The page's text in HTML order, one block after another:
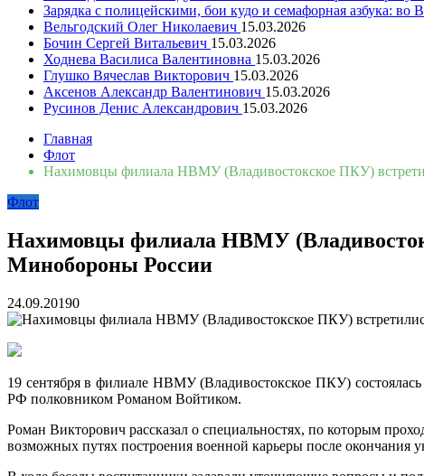
Зарядка с полицейскими, бои кудо и семафорная азбука: во
Вельгодский Олег Николаевич 15.03.2026
Бочин Сергей Витальевич 15.03.2026
Ходнева Василиса Валентиновна 15.03.2026
Глушко Вячеслав Викторович 15.03.2026
Аксенов Александр Валентинович 15.03.2026
Русинов Денис Александрович 15.03.2026
Главная
Флот
Нахимовцы филиала НВМУ (Владивостокское ПКУ)
Флот
Нахимовцы филиала НВМУ
Минобороны России
24.09.20190
19 сентября в филиале НВМУ (Владивостокское ПКУ)
РФ полковником Романом Войтиком.
Роман Викторович рассказал о специальностях, по которым
возможных путях построения военной карьеры после окончания